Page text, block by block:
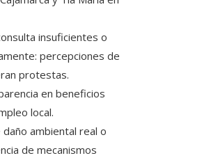
insuficientes o
percepciones de
protestas.
en beneficios
local.
ambiental real o
de mecanismos